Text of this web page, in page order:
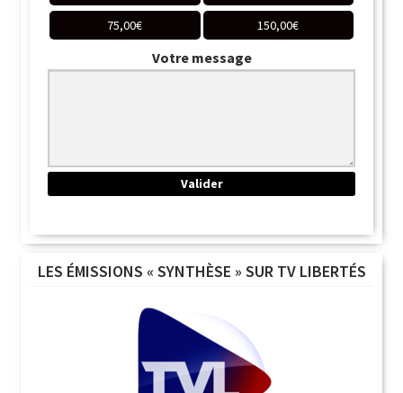
75,00€ 150,00€
Votre message
LES ÉMISSIONS « SYNTHÈSE » SUR TV LIBERTÉS